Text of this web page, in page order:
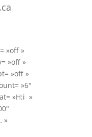
»off »
»off »
»off »
»6″
»H:i »
»